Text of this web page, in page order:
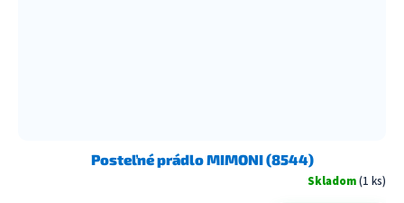
Posteľné prádlo MIMONI (8544)
Skladom(1 ks)